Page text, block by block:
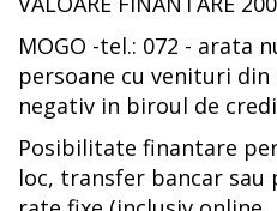
MOGO -tel.: 072 - arata
persoane cu venituri
negativ in biroul de
Posibilitate finantare
loc, transfer bancar